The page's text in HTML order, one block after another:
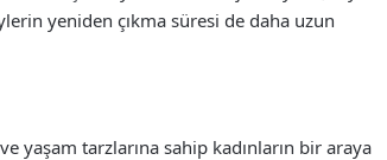
yeniden çıkma süresi de daha uzun
yaşam tarzlarına sahip kadınların bir araya